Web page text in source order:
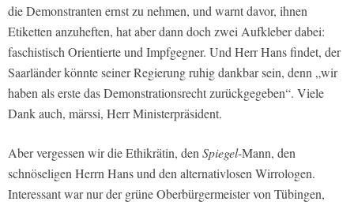
die Demonstranten ernst zu nehmen, und warnt davor, ihnen
Etiketten anzuheften, hat aber dann doch zwei Aufkleber dabei:
faschistisch Orientierte und Impfgegner. Und Herr Hans findet, der
Saarländer könnte seiner Regierung ruhig dankbar sein, denn „wir
haben als erste das Demonstrationsrecht zurückgegeben“. Viele
Dank auch, märssi, Herr Ministerpräsident.
Aber vergessen wir die Ethikrätin, den Spiegel-Mann, den
schnöseligen Herrn Hans und den alternativlosen Wirrologen.
Interessant war nur der grüne Oberbürgermeister von Tübingen,